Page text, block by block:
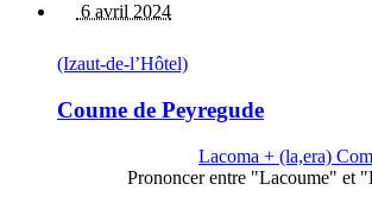
6 avril 2024
(Izaut-de-l’Hôtel)
Coume de Peyregude
Lacoma + (la,era)
Prononcer entre "Lacoume" et